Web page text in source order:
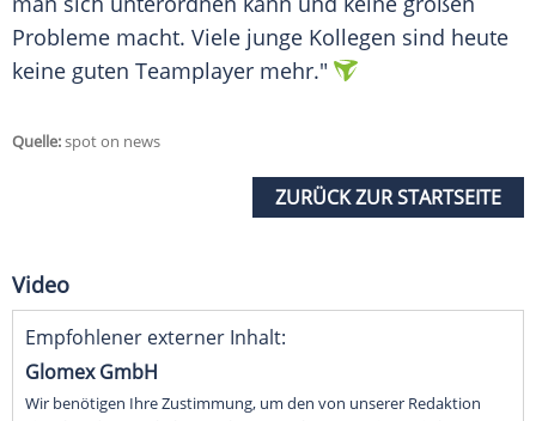
Probleme macht. Viele junge Kollegen sind heute
keine guten Teamplayer mehr."
Quelle:spot on news
ZURÜCK ZUR STARTSEITE
Video
Empfohlener externer Inhalt:
Glomex GmbH
Wir benötigen Ihre Zustimmung, um den von unserer Redaktion